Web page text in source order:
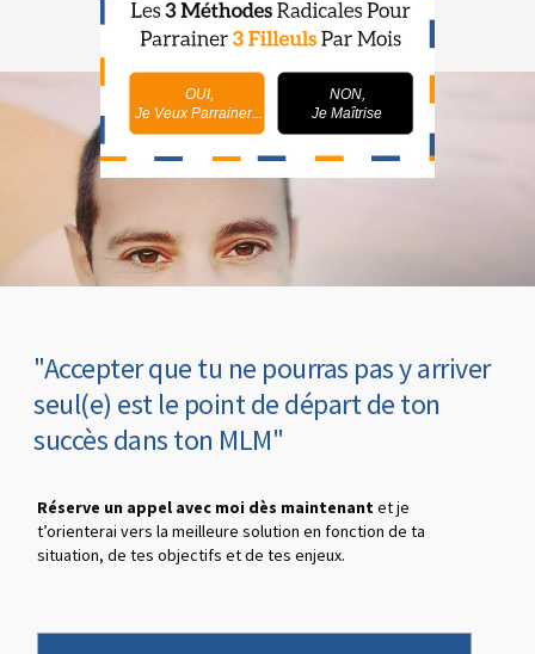
"Accepter que tu ne pourras pas y arriver
seul(e) est le point de départ de ton
succès dans ton MLM"
Réserve un appel avec moi dès maintenantet je
t’orienterai vers la meilleure solution en fonction de ta
situation, de tes objectifs et de tes enjeux.
OUI,
Je Veux Parrainer...
NON,
Je Maîtrise